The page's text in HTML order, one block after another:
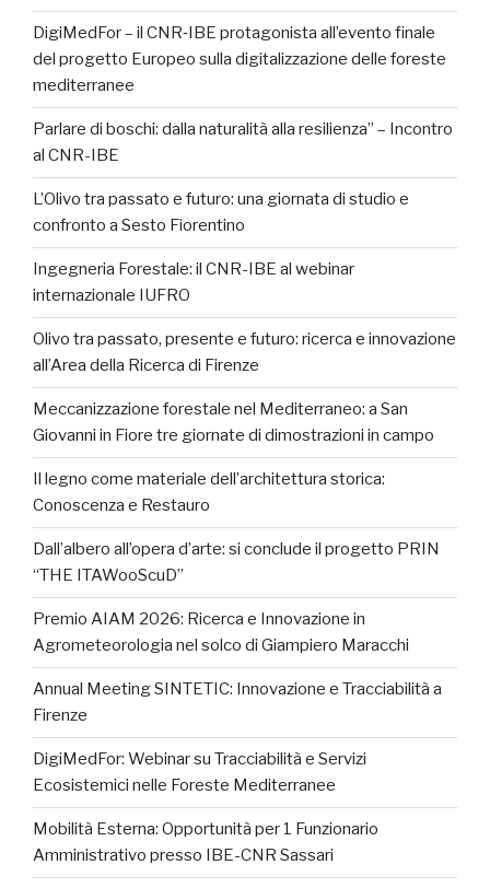
DigiMedFor – il CNR‑IBE protagonista all’evento finale
del progetto Europeo sulla digitalizzazione delle foreste
mediterranee
Parlare di boschi: dalla naturalità alla resilienza” – Incontro
al CNR-IBE
L’Olivo tra passato e futuro: una giornata di studio e
confronto a Sesto Fiorentino
Ingegneria Forestale: il CNR-IBE al webinar
internazionale IUFRO
Olivo tra passato, presente e futuro: ricerca e innovazione
all’Area della Ricerca di Firenze
Meccanizzazione forestale nel Mediterraneo: a San
Giovanni in Fiore tre giornate di dimostrazioni in campo
Il legno come materiale dell’architettura storica:
Conoscenza e Restauro
Dall’albero all’opera d’arte: si conclude il progetto PRIN
“THE ITAWooScuD”
Premio AIAM 2026: Ricerca e Innovazione in
Agrometeorologia nel solco di Giampiero Maracchi
Annual Meeting SINTETIC: Innovazione e Tracciabilità a
Firenze
DigiMedFor: Webinar su Tracciabilità e Servizi
Ecosistemici nelle Foreste Mediterranee
Mobilità Esterna: Opportunità per 1 Funzionario
Amministrativo presso IBE-CNR Sassari